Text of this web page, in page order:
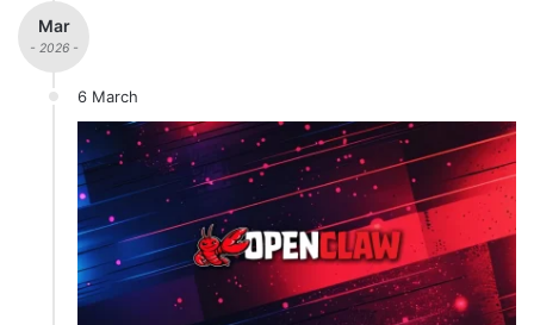
Mar
- 2026 -
6 March